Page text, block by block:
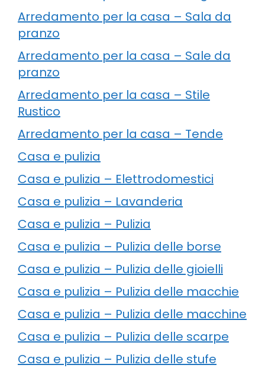
Arredamento per la casa – Sala da
pranzo
Arredamento per la casa – Sale da
pranzo
Arredamento per la casa – Stile
Rustico
Arredamento per la casa – Tende
Casa e pulizia
Casa e pulizia – Elettrodomestici
Casa e pulizia – Lavanderia
Casa e pulizia – Pulizia
Casa e pulizia – Pulizia delle borse
Casa e pulizia – Pulizia delle gioielli
Casa e pulizia – Pulizia delle macchie
Casa e pulizia – Pulizia delle macchine
Casa e pulizia – Pulizia delle scarpe
Casa e pulizia – Pulizia delle stufe